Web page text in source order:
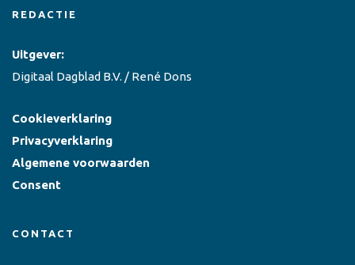
REDACTIE
Uitgever:
Digitaal Dagblad B.V. / René Dons
Cookieverklaring
Privacyverklaring
Algemene voorwaarden
Consent
CONTACT